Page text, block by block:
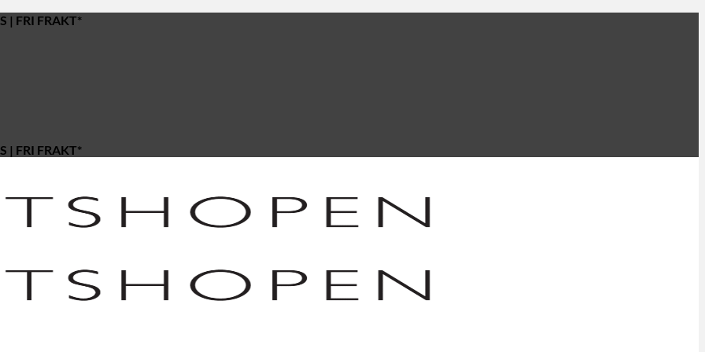
| FRI FRAKT*
| FRI FRAKT*